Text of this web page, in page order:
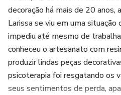
decoração há mais de 20
Larissa se viu em uma
impediu até mesmo de
conheceu o artesanato com
produzir lindas peças
psicoterapia foi resgatando os
seus sentimentos de perda,